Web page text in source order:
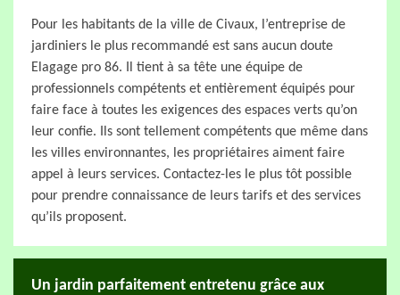
Pour les habitants de la ville de Civaux, l’entreprise de
jardiniers le plus recommandé est sans aucun doute
Elagage pro 86. Il tient à sa tête une équipe de
professionnels compétents et entièrement équipés pour
faire face à toutes les exigences des espaces verts qu’on
leur confie. Ils sont tellement compétents que même dans
les villes environnantes, les propriétaires aiment faire
appel à leurs services. Contactez-les le plus tôt possible
pour prendre connaissance de leurs tarifs et des services
qu’ils proposent.
Un jardin parfaitement entretenu grâce aux